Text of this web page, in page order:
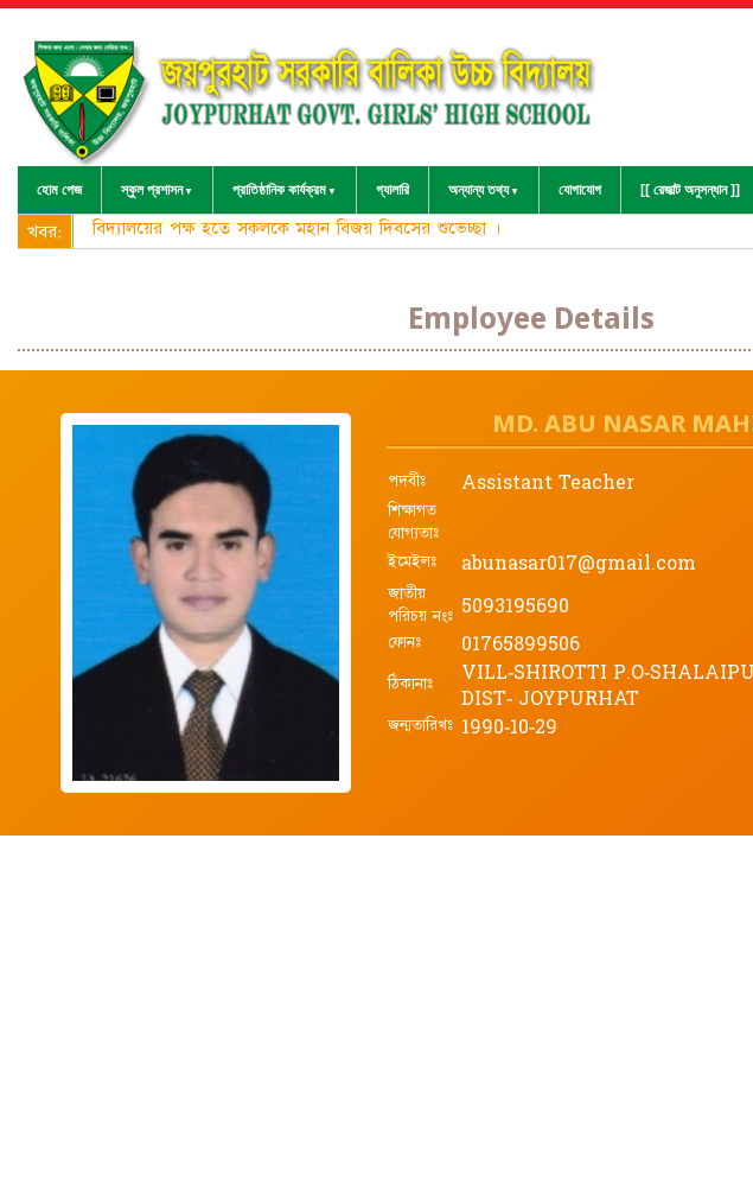
হোম পেজ স্কুল প্রশাসন প্রাতিষ্ঠানিক কার্যক্রম গ্যালারি অন্যান্য তথ্য যোগাযোগ [[ রেজাল্ট অনুসন্ধান ]]
খবর: বিদ্যালয়ের পক্ষ হতে সকলকে মহান বিজয় দিবসের শুভেচ্ছা ।
Employee Details
MD. ABU NASAR
পদবীঃ
Assistant Teacher
শিক্ষাগত
যোগ্যতাঃ
ইমেইলঃ
abunasar017@gmail.com
জাতীয়
পরিচয় নংঃ 5093195690
ফোনঃ
01765899506
ঠিকানাঃ
VILL-SHIROTTI P.O-
DIST- JOYPURHAT
জন্মতারিখঃ 1990-10-29